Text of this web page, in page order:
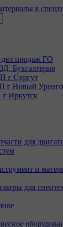
продаж ГО
Бухгалтерия
г Сургут
г Новый
Иркутск
для
и
для